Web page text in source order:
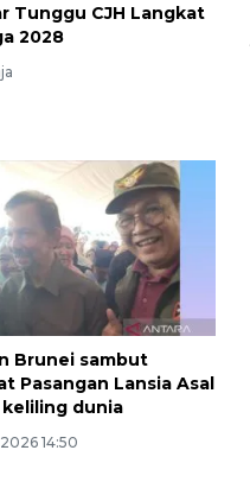
Tunggu CJH Langkat
2028
Brunei sambut
Pasangan Lansia Asal
dunia
14:50